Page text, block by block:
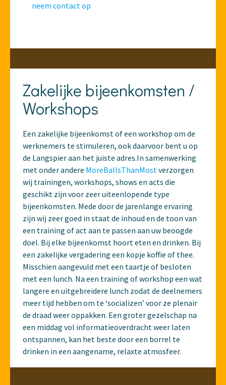
neem contact op
Zakelijke bijeenkomsten /
Workshops
Een zakelijke bijeenkomst of een workshop om de
werknemers te stimuleren, ook daarvoor bent u op
de Langspier aan het juiste adres.In samenwerking
met onder andere MoreBallsThanMostverzorgen
wij trainingen, workshops, shows en acts die
geschikt zijn voor zeer uiteenlopende type
bijeenkomsten. Mede door de jarenlange ervaring
zijn wij zeer goed in staat de inhoud en de toon van
een training of act aan te passen aan uw beoogde
doel. Bij elke bijeenkomst hoort eten en drinken. Bij
een zakelijke vergadering een kopje koffie of thee.
Misschien aangevuld met een taartje of besloten
met een lunch. Na een training of workshop een wat
langere en uitgebreidere lunch zodat de deelnemers
meer tijd hebben om te ‘socializen’ voor ze plenair
de draad weer oppakken. Een groter gezelschap na
een middag vol informatieoverdracht weer laten
ontspannen, kan het beste door een borrel te
drinken in een aangename, relaxte atmosfeer.